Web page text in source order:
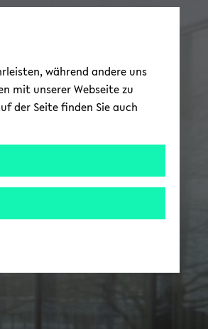
während andere uns
mit unserer Webseite zu
der Seite finden Sie auch